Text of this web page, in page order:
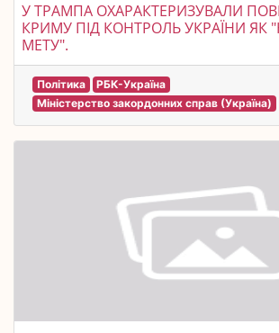
У ТРАМПА ОХАРАКТЕРИЗУВАЛИ
КРИМУ ПІД КОНТРОЛЬ УКРАЇНИ ЯК
МЕТУ".
Політика
РБК-Україна
Міністерство закордонних справ (Україна)